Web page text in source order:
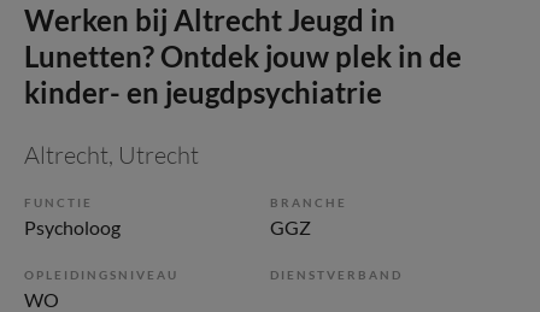
Werken bij Altrecht Jeugd in
Lunetten? Ontdek jouw plek in de
kinder- en jeugdpsychiatrie
Altrecht, Utrecht
FUNCTIE
Psycholoog
BRANCHE
GGZ
OPLEIDINGSNIVEAU
WO
DIENSTVERBAND